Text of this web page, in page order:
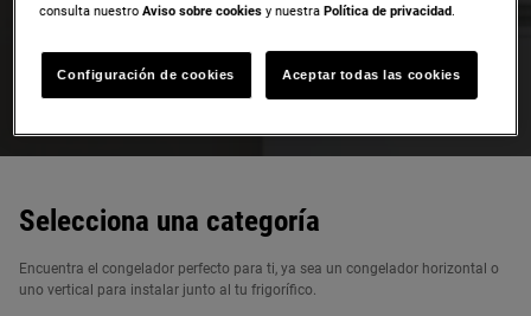
horizontal o uno vertical para instalar junto al tu frigorífico.
Selecciona una categoría
Encuentra el congelador perfecto para ti, ya sea un congelador horizontal o
uno vertical para instalar junto al tu frigorífico.
consulta nuestroAviso sobre cookies y nuestraPolítica de privacidad
Configuración de cookies Aceptar todas las cookies